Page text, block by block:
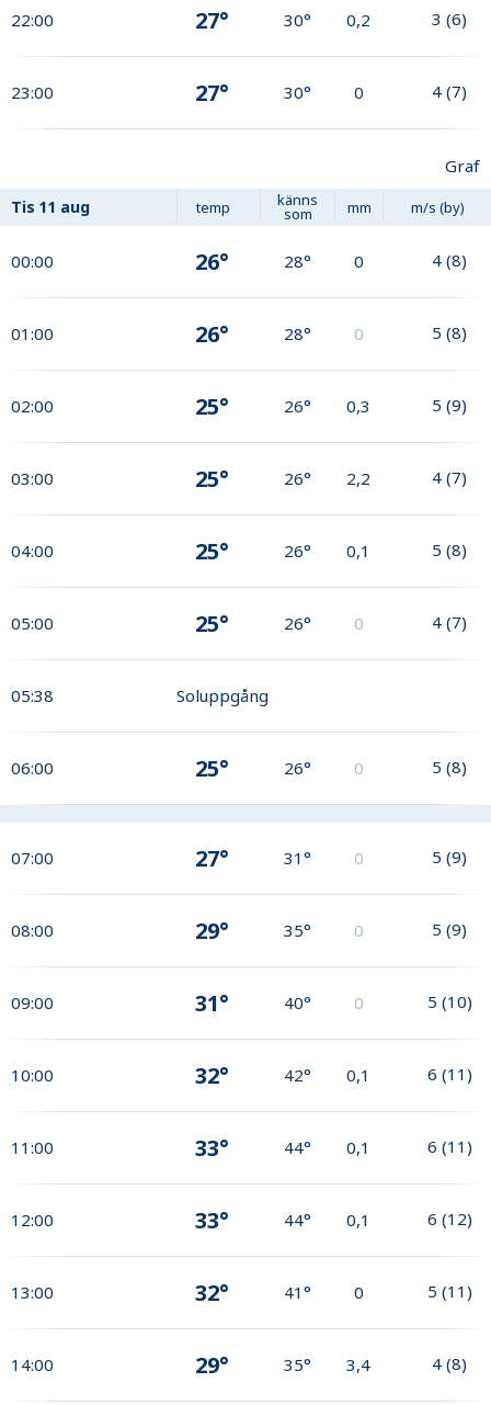
22:00 27° 30° 0,2 3 (6)
23:00 27° 30° 0 4 (7)
Graf
Tis 11 aug temp känns
som mm m/s (by)
00:00 26° 28° 0 4 (8)
01:00 26° 28° 0 5 (8)
02:00 25° 26° 0,3 5 (9)
03:00 25° 26° 2,2 4 (7)
04:00 25° 26° 0,1 5 (8)
05:00 25° 26° 0 4 (7)
05:38 Soluppgång
06:00 25° 26° 0 5 (8)
07:00 27° 31° 0 5 (9)
08:00 29° 35° 0 5 (9)
09:00 31° 40° 0 5 (10)
10:00 32° 42° 0,1 6 (11)
11:00 33° 44° 0,1 6 (11)
12:00 33° 44° 0,1 6 (12)
13:00 32° 41° 0 5 (11)
14:00 29° 35° 3,4 4 (8)